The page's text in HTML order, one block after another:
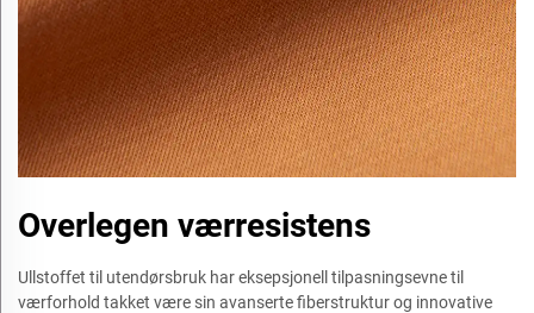
Overlegen værresistens
Ullstoffet til utendørsbruk har eksepsjonell tilpasningsevne til
værforhold takket være sin avanserte fiberstruktur og innovative